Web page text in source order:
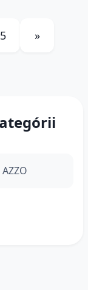
5 »
AZZO